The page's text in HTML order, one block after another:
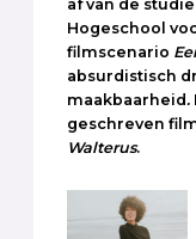
af van de studie
Hogeschool
filmscenario
absurdistisch
maakbaarheid.
geschreven
Walterus.